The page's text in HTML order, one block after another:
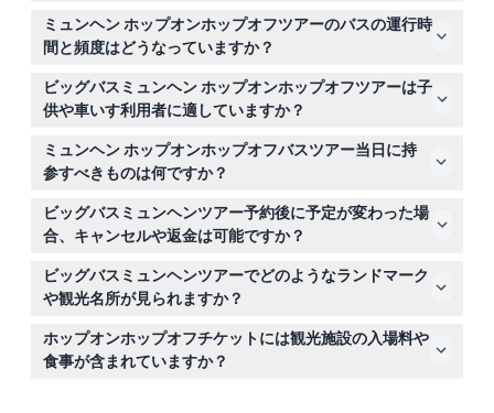
このウェブサイトで、24時間または48時間のチケットを
簡単にオンラインで予約できます。予約時にご希望のチケ
ットオプションと日付を選択してください。
ミュンヘン ホップオンホップオフツアーのバスの運行時
間と頻度はどうなっていますか？
グリーンラインは毎日午前10時から午後4時30分まで30
分間隔で運行し、オレンジラインは午前10時から午後4時
まで、平日は60分間隔、週末は30分間隔で運行していま
す（変更される場合がありますので、予約時にご確認くだ
さい）。
ビッグバスミュンヘン ホップオンホップオフツアーは子
供や車いす利用者に適していますか？
はい、0～3歳の子供は大人1名の同行が条件で無料で乗車
できます。15歳以上は大人料金が適用されます。バスは車
いす対応で、移動が必要な旅行者にも適しています。
ミュンヘン ホップオンホップオフバスツアー当日に持
参すべきものは何ですか？
有効な電子チケット（印刷版またはモバイル）、快適な服
装、天候に応じたサングラスやレインコートなどの装備を
お持ちください。多言語音声解説を楽しみたい場合はヘッ
ドフォンもお忘れなく！
ビッグバスミュンヘンツアー予約後に予定が変わった場
合、キャンセルや返金は可能ですか？
チケットは払い戻し不可でキャンセルもできませんので、
計画を慎重にご検討ください。チケットは予約した日時に
ご利用いただく必要があります。
ビッグバスミュンヘンツアーでどのようなランドマーク
や観光名所が見られますか？
グリーンラインはマリエン広場、オペラ、シュタハウスと
いった市内中心部の見どころをカバーし、オレンジライン
はニンフェンブルク宮殿、オリンピアパーク、シュヴァー
ホップオンホップオフチケットには観光施設の入場料や
食事が含まれていますか？